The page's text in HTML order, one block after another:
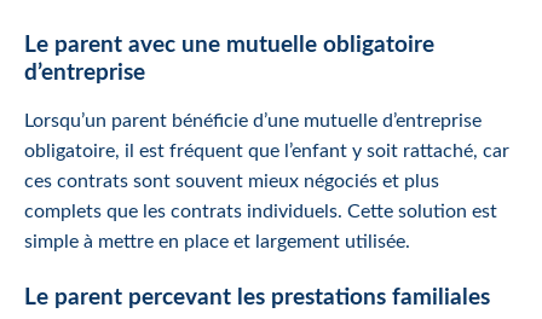
Le parent avec une mutuelle obligatoire
d’entreprise
Lorsqu’un parent bénéficie d’une mutuelle d’entreprise
obligatoire, il est fréquent que l’enfant y soit rattaché, car
ces contrats sont souvent mieux négociés et plus
complets que les contrats individuels. Cette solution est
simple à mettre en place et largement utilisée.
Le parent percevant les prestations familiales